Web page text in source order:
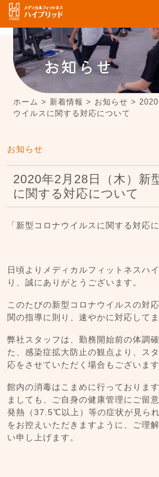
お知らせ
ホーム > 新着情報 > お知らせ >
ウイルスに関する対応について
お知らせ
2020年2月28日（木）新
に関する対応について
「新型コロナウイルスに関する対応に
日頃よりメディカルフィットネスハ
り、誠にありがとうございます。
このたびの新型コロナウイルスの対
関の指導に則り、速やかに対応してま
弊社スタッフは、勤務開始前の体調
た、感染症拡大防止の観点より、ス
応をさせていただく場合もございま
館内の消毒はこまめに行っておりま
ましても、ご自身の健康管理にご留
発熱（37.5℃以上）等の症状が見ら
をお控えいただきますように、ご理
い申し上げます。